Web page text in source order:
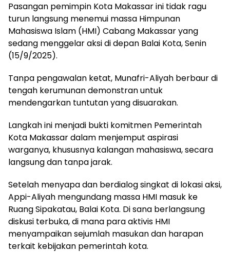
Pasangan pemimpin Kota Makassar ini tidak ragu
turun langsung menemui massa Himpunan
Mahasiswa Islam (HMI) Cabang Makassar yang
sedang menggelar aksi di depan Balai Kota, Senin
(15/9/2025).
Tanpa pengawalan ketat, Munafri-Aliyah berbaur di
tengah kerumunan demonstran untuk
mendengarkan tuntutan yang disuarakan.
Langkah ini menjadi bukti komitmen Pemerintah
Kota Makassar dalam menjemput aspirasi
warganya, khususnya kalangan mahasiswa, secara
langsung dan tanpa jarak.
Setelah menyapa dan berdialog singkat di lokasi aksi,
Appi-Aliyah mengundang massa HMI masuk ke
Ruang Sipakatau, Balai Kota. Di sana berlangsung
diskusi terbuka, di mana para aktivis HMI
menyampaikan sejumlah masukan dan harapan
terkait kebijakan pemerintah kota.